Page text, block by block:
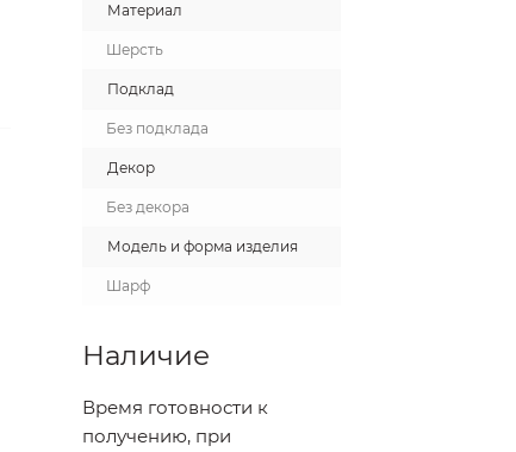
Материал
Шерсть
Подклад
Без подклада
Декор
Без декора
Модель и форма изделия
Шарф
Наличие
Время готовности к
получению, при